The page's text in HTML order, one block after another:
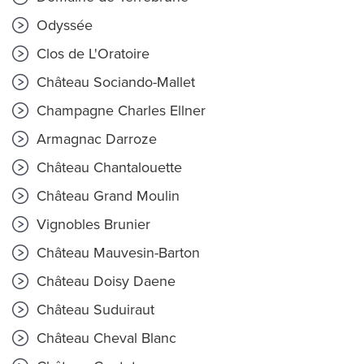
Odyssée
Clos de L'Oratoire
Château Sociando-Mallet
Champagne Charles Ellner
Armagnac Darroze
Château Chantalouette
Château Grand Moulin
Vignobles Brunier
Château Mauvesin-Barton
Château Doisy Daene
Château Suduiraut
Château Cheval Blanc